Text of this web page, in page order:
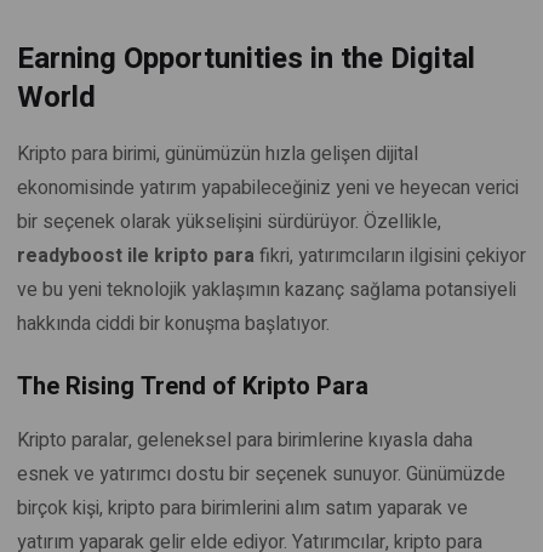
Earning Opportunities in the Digital
World
Kripto para birimi, günümüzün hızla gelişen dijital
ekonomisinde yatırım yapabileceğiniz yeni ve heyecan verici
bir seçenek olarak yükselişini sürdürüyor. Özellikle,
readyboost ile kripto para fikri, yatırımcıların ilgisini çekiyor
ve bu yeni teknolojik yaklaşımın kazanç sağlama potansiyeli
hakkında ciddi bir konuşma başlatıyor.
The Rising Trend of Kripto Para
Kripto paralar, geleneksel para birimlerine kıyasla daha
esnek ve yatırımcı dostu bir seçenek sunuyor. Günümüzde
birçok kişi, kripto para birimlerini alım satım yaparak ve
yatırım yaparak gelir elde ediyor. Yatırımcılar, kripto para